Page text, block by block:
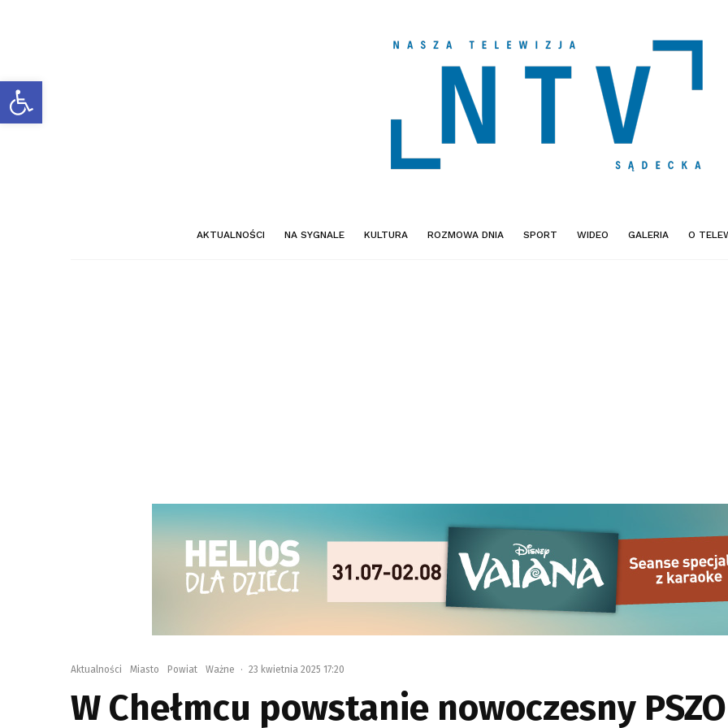
Otwórz pasek narzędzi
AKTUALNOŚCI NA SYGNALE KULTURA ROZMOWA DNIA SPORT WIDEO GALERIA O
Aktualności Miasto Powiat Ważne · 23 kwietnia 2025 17:20
W Chełmcu powstanie nowoczesny